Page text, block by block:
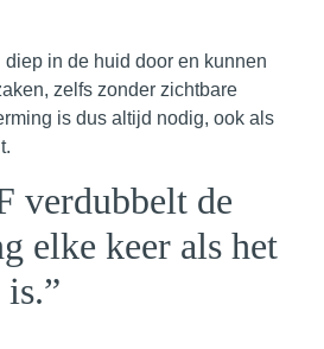
in de huid door en kunnen
zelfs zonder zichtbare
is dus altijd nodig, ook als
verdubbelt de
elke keer als het